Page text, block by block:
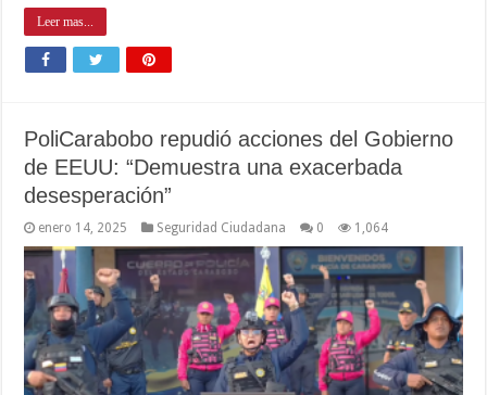
Leer mas...
PoliCarabobo repudió acciones del Gobierno
de EEUU: “Demuestra una exacerbada
desesperación”
enero 14, 2025 Seguridad Ciudadana 0 1,064